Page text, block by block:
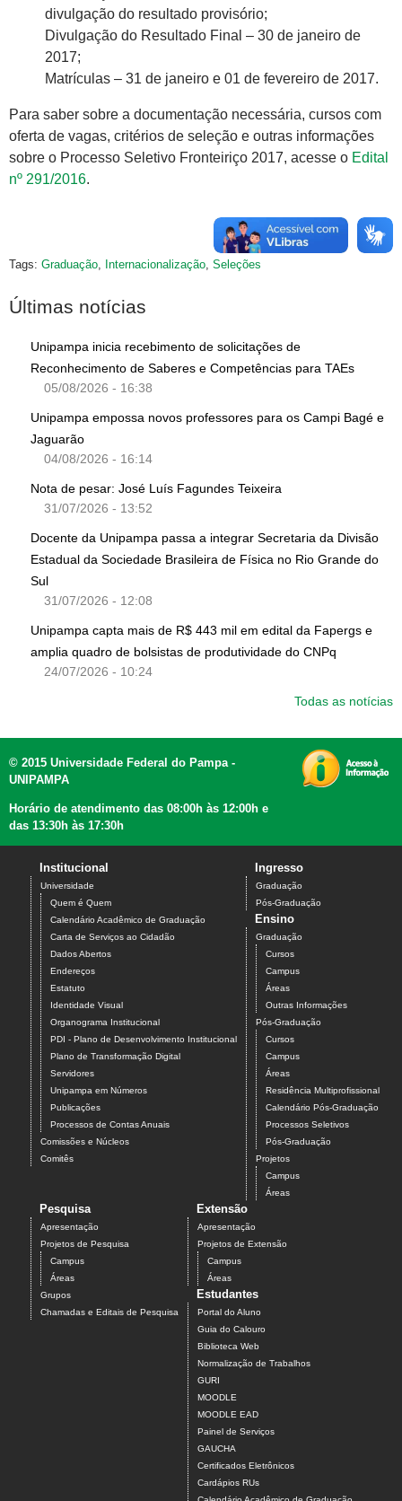
divulgação do resultado provisório;
Divulgação do Resultado Final – 30 de janeiro de
2017;
Matrículas – 31 de janeiro e 01 de fevereiro de 2017.
Para saber sobre a documentação necessária, cursos com
oferta de vagas, critérios de seleção e outras informações
sobre o Processo Seletivo Fronteiriço 2017, acesse o Edital
nº 291/2016.
Tags: Graduação, Internacionalização, Seleções
Últimas notícias
Unipampa inicia recebimento de solicitações de
Reconhecimento de Saberes e Competências para TAEs
05/08/2026 - 16:38
Unipampa empossa novos professores para os Campi Bagé e
Jaguarão
04/08/2026 - 16:14
Nota de pesar: José Luís Fagundes Teixeira
31/07/2026 - 13:52
Docente da Unipampa passa a integrar Secretaria da Divisão
Estadual da Sociedade Brasileira de Física no Rio Grande do
Sul
31/07/2026 - 12:08
Unipampa capta mais de R$ 443 mil em edital da Fapergs e
amplia quadro de bolsistas de produtividade do CNPq
24/07/2026 - 10:24
Todas as notícias
© 2015 Universidade Federal do Pampa -
UNIPAMPA
Horário de atendimento das 08:00h às 12:00h e
das 13:30h às 17:30h
Institucional
Universidade
Quem é Quem
Calendário Acadêmico de Graduação
Carta de Serviços ao Cidadão
Dados Abertos
Endereços
Estatuto
Identidade Visual
Organograma Institucional
PDI - Plano de Desenvolvimento Institucional
Plano de Transformação Digital
Servidores
Unipampa em Números
Publicações
Processos de Contas Anuais
Comissões e Núcleos
Comitês
Ingresso
Graduação
Pós-Graduação
Ensino
Graduação
Cursos
Campus
Áreas
Outras Informações
Pós-Graduação
Cursos
Campus
Áreas
Residência Multiprofissional
Calendário Pós-Graduação
Processos Seletivos
Pós-Graduação
Projetos
Campus
Áreas
Pesquisa
Apresentação
Projetos de Pesquisa
Campus
Áreas
Grupos
Chamadas e Editais de Pesquisa
Extensão
Apresentação
Projetos de Extensão
Campus
Áreas
Estudantes
Portal do Aluno
Guia do Calouro
Biblioteca Web
Normalização de Trabalhos
GURI
MOODLE
MOODLE EAD
Painel de Serviços
GAUCHA
Certificados Eletrônicos
Cardápios RUs